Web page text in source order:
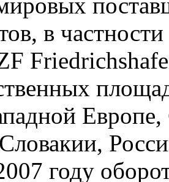
в
году